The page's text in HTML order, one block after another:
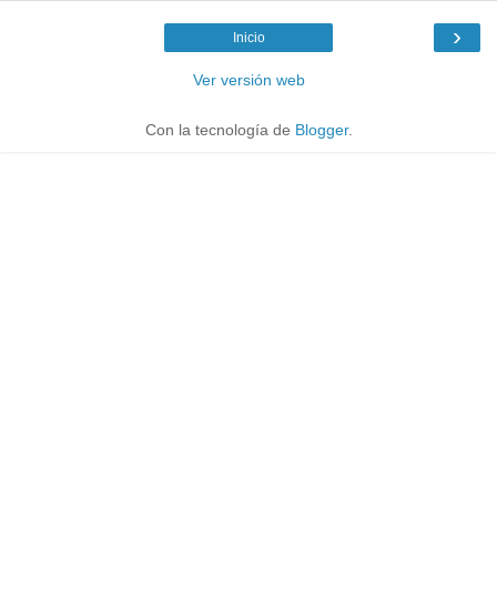
›
Inicio
Ver versión web
Con la tecnología de Blogger.